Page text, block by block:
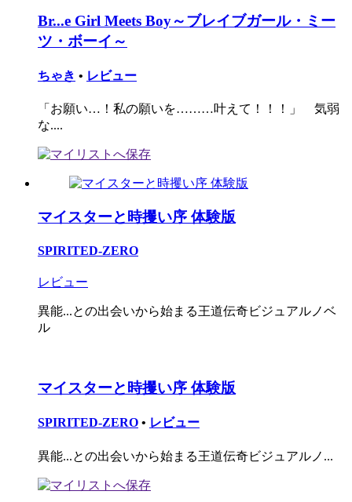
Br...e Girl Meets Boy～ブレイブガール・ミー
ツ・ボーイ～
ちゃき • レビュー
「お願い…！私の願いを………叶えて！！！」 気弱
な....
マイスターと時攫い序 体験版
SPIRITED-ZERO
レビュー
異能...との出会いから始まる王道伝奇ビジュアルノベ
ル
マイスターと時攫い序 体験版
SPIRITED-ZERO • レビュー
異能...との出会いから始まる王道伝奇ビジュアルノ...